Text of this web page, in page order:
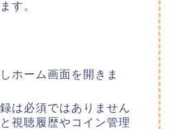
す。
ホーム画面を開きま
は必須ではありません
視聴履歴やコイン管理